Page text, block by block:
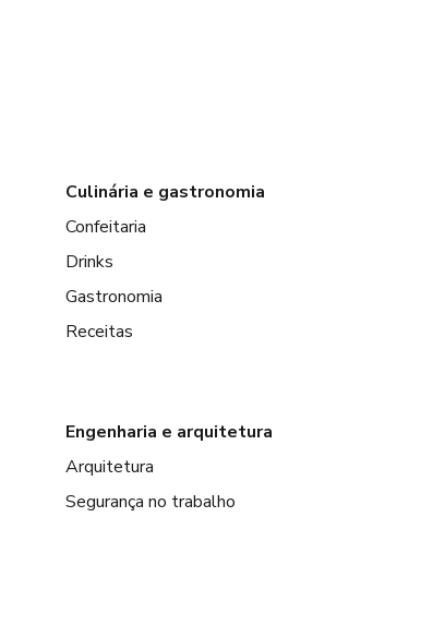
Culinária e gastronomia
Confeitaria
Drinks
Gastronomia
Receitas
Engenharia e arquitetura
Arquitetura
Segurança no trabalho